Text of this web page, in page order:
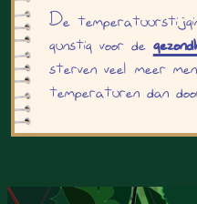
De
gunstig voor de
sterven veel meer
temperaturen dan